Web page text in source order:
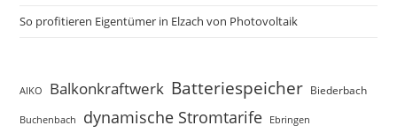
So profitieren Eigentümer in Elzach von Photovoltaik
AIKO Balkonkraftwerk Batteriespeicher Biederbach
Buchenbach dynamische Stromtarife Ebringen